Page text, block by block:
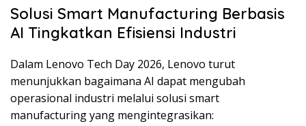
Solusi Smart Manufacturing Berbasis
AI Tingkatkan Efisiensi Industri
Dalam Lenovo Tech Day 2026, Lenovo turut
menunjukkan bagaimana AI dapat mengubah
operasional industri melalui solusi smart
manufacturing yang mengintegrasikan: